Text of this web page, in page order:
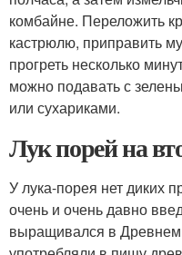
комбайне. Переложить
кастрюлю, приправить
прогреть несколько
можно подавать с
или сухариками.
Лук порей на
У лука-порея нет диких
очень и очень давно
выращивался в Древнем